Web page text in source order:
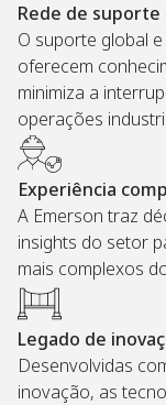
Rede de suporte
O suporte global
oferecem
minimiza a
operações
Experiência
A Emerson traz
insights do setor
mais complexos
Legado de
Desenvolvidas
inovação, as